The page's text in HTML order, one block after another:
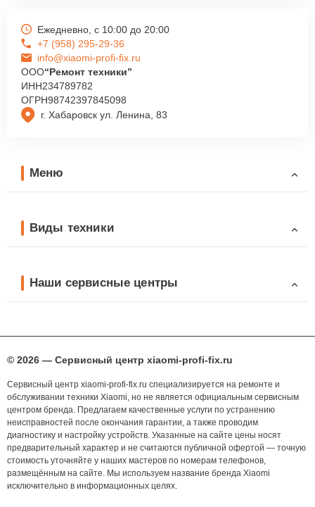
г. Хабаровск ул. Ленина, 83
Ежедневно, с 10:00 до 20:00
+7 (958) 295-29-36
info@xiaomi-profi-fix.ru
ООО“Ремонт техники”
ИНН234789782
ОГРН98742397845098
Меню
Виды техники
Наши сервисные центры
© 2026 — Сервисный центр xiaomi-profi-fix.ru
Сервисный центр xiaomi-profi-fix.ru специализируется на ремонте и
обслуживании техники Xiaomi, но не является официальным сервисным
центром бренда. Предлагаем качественные услуги по устранению
неисправностей после окончания гарантии, а также проводим
диагностику и настройку устройств. Указанные на сайте цены носят
предварительный характер и не считаются публичной офертой — точную
стоимость уточняйте у наших мастеров по номерам телефонов,
размещённым на сайте. Мы используем название бренда Xiaomi
исключительно в информационных целях.